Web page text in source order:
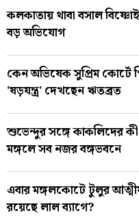
কলকাতায় থাবা বসাল
বড় অভিযোগ
কেন অভিষেক সুপ্রিম কোর্টে
'ষড়যন্ত্র' দেখছেন ঋতব্রত
শুভেন্দুর সঙ্গে কাকলিদের
মঙ্গলে সব নজর বঙ্গভবনে
এবার মঙ্গলকোটে টুলুর
রয়েছে লাল ব্যাগে?